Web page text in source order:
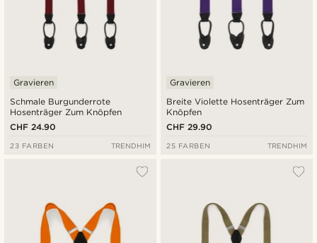
Schmale Burgunderrote
Hosenträger Zum Knöpfen
Gravieren
CHF 24.90
23 FARBEN TRENDHIM
Breite Violette Hosenträger Zum
Knöpfen
Gravieren
CHF 29.90
25 FARBEN TRENDHIM